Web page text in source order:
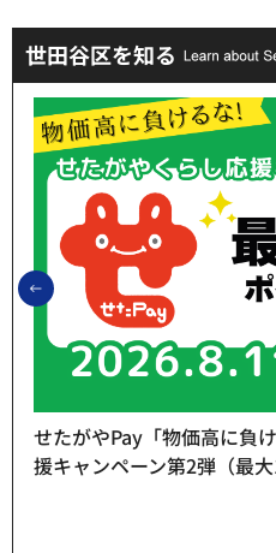
世田谷区を知る
前のスライドを表示
せたがやPay「物価高に負
援キャンペーン第2弾（最